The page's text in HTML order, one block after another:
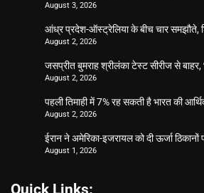
August 3, 2026
आंध्र प्रदेश-ऑस्ट्रेलिया के बीच चार समझौते,
August 2, 2026
जसप्रीत बुमराह श्रीलंका टेस्ट सीरीज से
August 2, 2026
पहली तिमाही में 7% रह सकती है भारत की
August 2, 2026
ईरान ने अमेरिका-इजरायल को दी ऊर्जा
August 1, 2026
Quick Links: